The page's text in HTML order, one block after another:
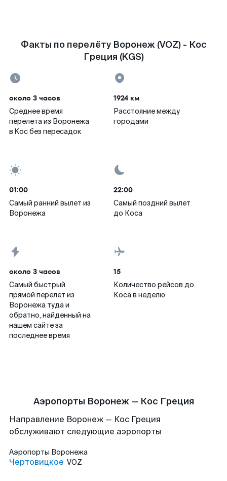
Факты по перелёту Воронеж (VOZ) - Кос
Греция (KGS)
около 3 часов
Среднее время
перелета из Воронежа
в Koc без пересадок
1924 км
Расстояние между
городами
01:00
Самый ранний вылет из
Воронежа
22:00
Самый поздний вылет
до Коса
около 3 часов
Самый быстрый
прямой перелет из
Воронежа туда и
обратно, найденный на
нашем сайте за
последнее время
15
Количество рейсов до
Коса в неделю
Аэропорты Воронеж — Кос Греция
Направление Воронеж — Кос Греция
обслуживают следующие аэропорты
Аэропорты Воронежа
Чертовицкое VOZ